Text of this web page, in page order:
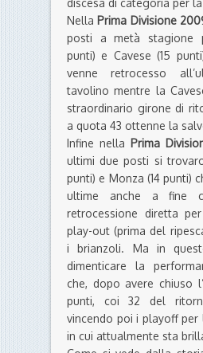
discesa di categoria per
Nella Prima Divisione
posti a metà stagione
punti) e Cavese (15
venne retrocesso
tavolino mentre la
straordinario girone di
a quota 43 ottenne la
Infine nella Prima
ultimi due posti si
punti) e Monza (14 punti)
ultime anche a fine
retrocessione diretta
play-out (prima del
i brianzoli. Ma in
dimenticare la
che, dopo avere chiuso
punti, coi 32 del
vincendo poi i playoff per
in cui attualmente sta